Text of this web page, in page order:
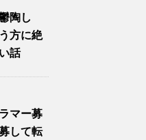
陶し
方に絶
話
マー募
して転